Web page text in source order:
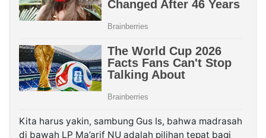
Kita harus yakin, sambung Gus Is, bahwa madrasah
di bawah LP Ma’arif NU adalah pilihan tepat bagi